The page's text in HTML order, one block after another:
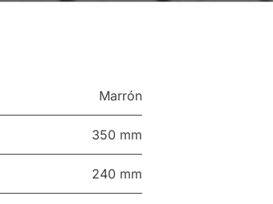
Marrón
350 mm
240 mm